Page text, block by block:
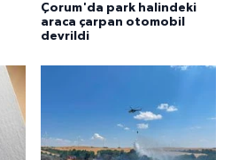
Çorum'da park halindeki
araca çarpan otomobil
devrildi